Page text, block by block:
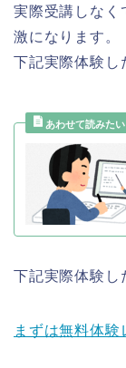
実際受講しなく
激になります。
下記実際体験し
下記実際体験し
まずは無料体験